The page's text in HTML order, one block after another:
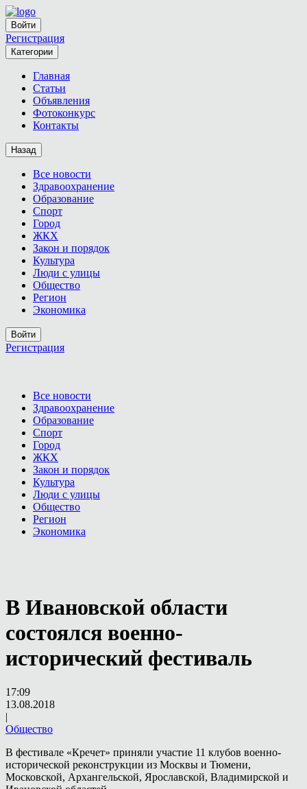
Войти
Регистрация
Категории
Главная
Статьи
Объявления
Фотоконкурс
Контакты
Назад
Все новости
Здравоохранение
Образование
Спорт
Город
ЖКХ
Закон и порядок
Культура
Люди с улицы
Общество
Регион
Экономика
Войти
Регистрация
Все новости
Здравоохранение
Образование
Спорт
Город
ЖКХ
Закон и порядок
Культура
Люди с улицы
Общество
Регион
Экономика
В Ивановской области
состоялся военно-
исторический фестиваль
17:09
13.08.2018
|
Общество
В фестивале «Кречет» приняли участие 11 клубов военно-
исторической реконструкции из Москвы и Тюмени,
Московской, Архангельской, Ярославской, Владимирской и